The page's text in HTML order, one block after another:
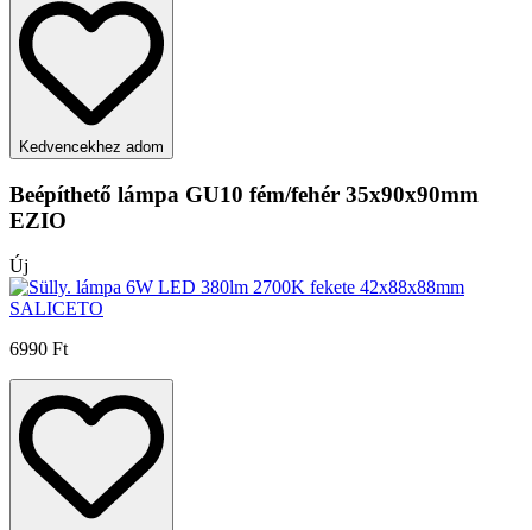
Kedvencekhez adom
Beépíthető lámpa GU10 fém/fehér 35x90x90mm
EZIO
Új
6990 Ft